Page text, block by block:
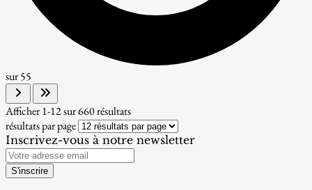
sur55
Afficher1-12sur660résultats
résultats par page
Inscrivez-vous à notre newsletter
S'inscrire